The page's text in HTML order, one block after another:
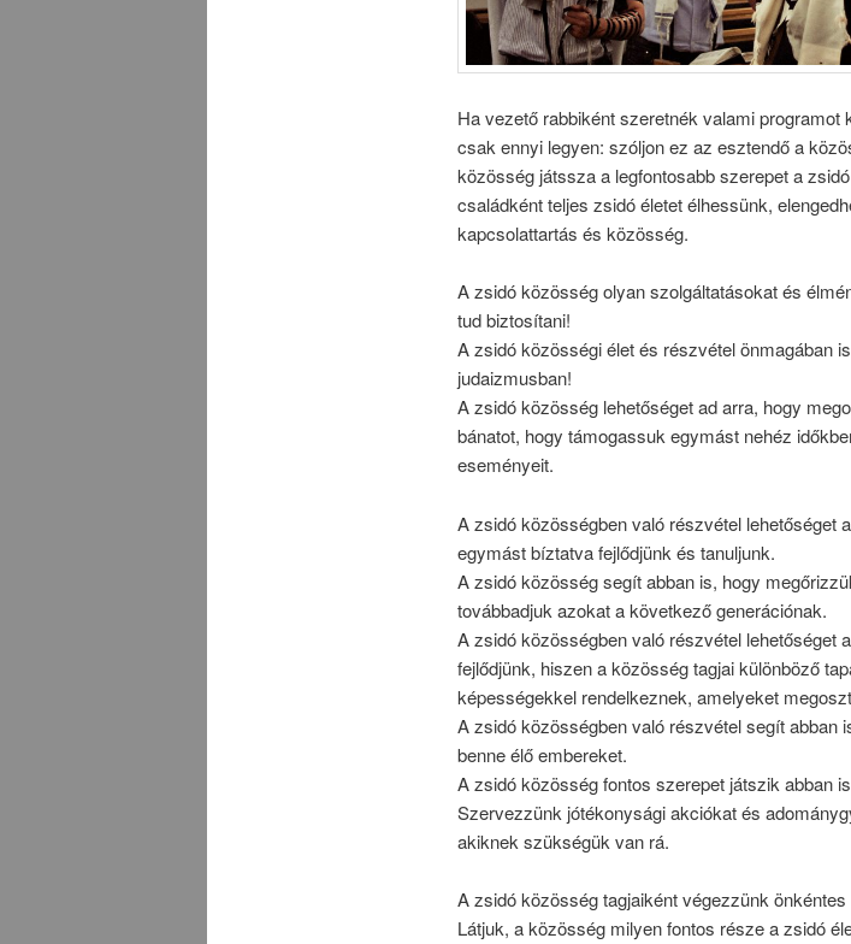
Ha vezető rabbiként szeretnék valami programot
csak ennyi legyen: szóljon ez az esztendő a
közösség játssza a legfontosabb szerepet a
családként teljes zsidó életet élhessünk,
kapcsolattartás és közösség.
A zsidó közösség olyan szolgáltatásokat és
tud biztosítani!
A zsidó közösségi élet és részvétel önmagában
judaizmusban!
A zsidó közösség lehetőséget ad arra, hogy
bánatot, hogy támogassuk egymást nehéz
eseményeit.
A zsidó közösségben való részvétel lehetőséget
egymástbíztatvafejlődjünk és tanuljunk.
A zsidó közösség segít abban is, hogy
továbbadjuk azokat a következő generációnak.
A zsidó közösségben való részvétel lehetőséget
fejlődjünk, hiszen a közösség tagjai különböző
képességekkel rendelkeznek, amelyeket
A zsidó közösségben való részvétel segít abban
benne élő embereket.
A zsidó közösség fontos szerepet játszik abban
Szervezzünk jótékonysági akciókat és
akiknek szükségük van rá.
A zsidó közösségtagjaikéntvégezzünk
Látjuk, a közösség milyen fontos része a zsidó